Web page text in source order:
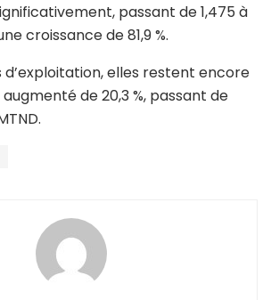
passant de 1,475 à
croissance de 81,9 %.
d’exploitation, elles restent encore
de 20,3 %, passant de